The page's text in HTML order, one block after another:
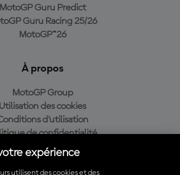
MotoGP Guru Predict
Guru Racing 25/26
MotoGP™26
À propos
MotoGP Group
Utilisation des cookies
d'utilisation
de confidentialité
Politique d’achat
expérience
utilisent des cookies et des